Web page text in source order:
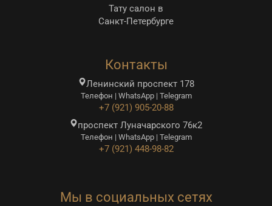
Тату салон в
Санкт-Петербурге
Контакты
Ленинский проспект 178
Телефон | WhatsApp | Telegram
+7 (921) 905-20-88
проспект Луначарского 76к2
Телефон | WhatsApp | Telegram
+7 (921) 448-98-82
Мы в социальных сетях